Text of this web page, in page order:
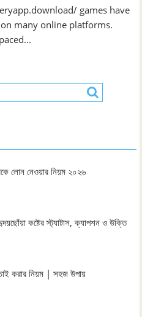
games have
many online platforms.
লোন নেওয়ার নিয়ম ২০২৬
কষ্টের স্ট্যাটাস, ক্যাপশন ও উক্তি
করার নিয়ম | সহজ উপায়